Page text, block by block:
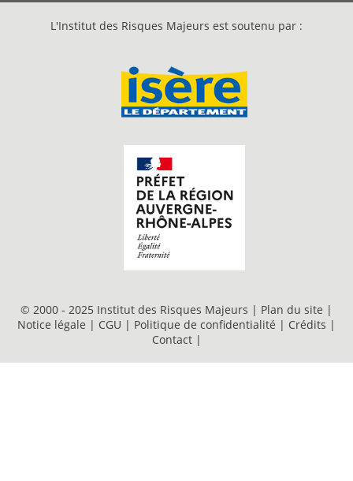
L'Institut des Risques Majeurs est soutenu par :
© 2000 - 2025 Institut des Risques Majeurs | Plan du site |
Notice légale | CGU | Politique de confidentialité | Crédits |
Contact |